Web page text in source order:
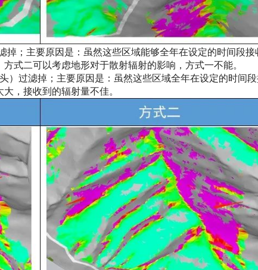
主要原因是：虽然这些区域能够全年在设定的时间段接
式二可以考虑地形对于散射辐射的影响，方式一不能。
过滤掉；主要原因是：虽然这些区域全年在设定的时间段
，接收到的辐射量不佳。